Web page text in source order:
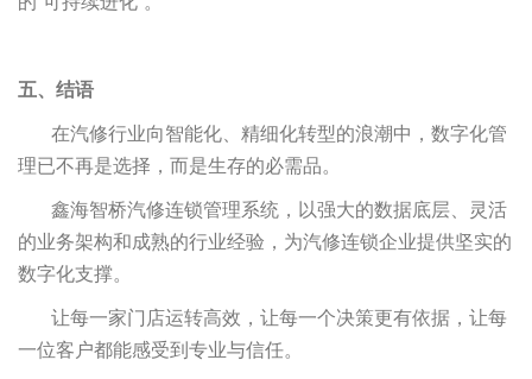
五、结语
在汽修行业向智能化、精细化转型的浪潮中，数字化管
理已不再是选择，而是生存的必需品。
鑫海智桥汽修连锁管理系统，以强大的数据底层、灵活
的业务架构和成熟的行业经验，为汽修连锁企业提供坚实的
数字化支撑。
让每一家门店运转高效，让每一个决策更有依据，让每
一位客户都能感受到专业与信任。